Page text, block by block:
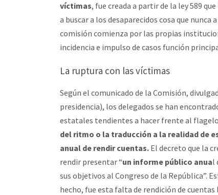
víctimas, fue creada a partir de la ley 589
a buscar a los desaparecidos cosa que
comisión comienza por las propias
incidencia e impulso de casos función
La ruptura con las víctimas
Según el comunicado de la Comisión,
presidencia), los delegados se han
estatales tendientes a hacer frente al
del ritmo o la traducción a la realidad de
anual de rendir cuentas. El decreto que la
rendir presentar “un informe público anual
sus objetivos al Congreso de la República”.
hecho, fue esta falta de rendición de cuentas